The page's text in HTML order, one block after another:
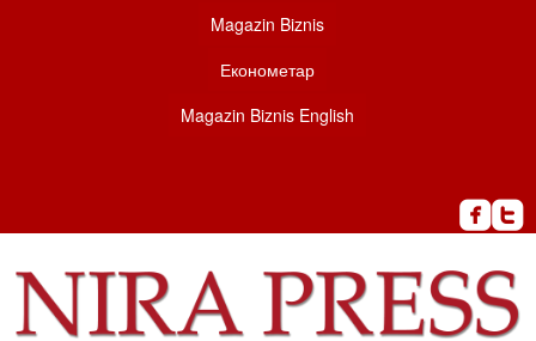
Magazin Biznis
Економетар
Magazin Biznis English